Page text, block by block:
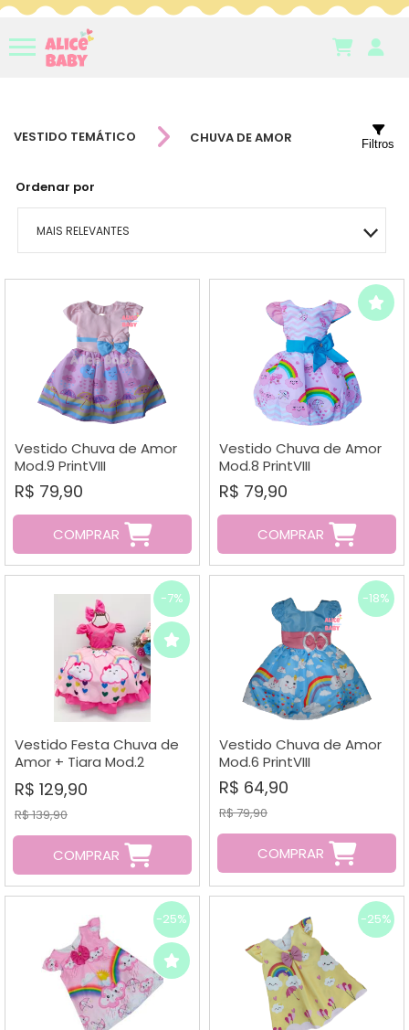
VESTIDO TEMÁTICO CHUVA DE AMOR
Ordenar por
MAIS RELEVANTES
MAIS VENDIDOS
MENOR PREÇO
MAIOR PREÇO
A - Z
Filtros
Vestido Chuva de Amor
Mod.9 PrintVIII
R$ 79,90
COMPRAR
Vestido Chuva de Amor
Mod.8 PrintVIII
R$ 79,90
COMPRAR
-7%
Vestido Festa Chuva de
Amor + Tiara Mod.2
Puzzle
R$ 129,90
R$ 139,90
COMPRAR
-18%
Vestido Chuva de Amor
Mod.6 PrintVIII
R$ 64,90
R$ 79,90
COMPRAR
-25% -25%